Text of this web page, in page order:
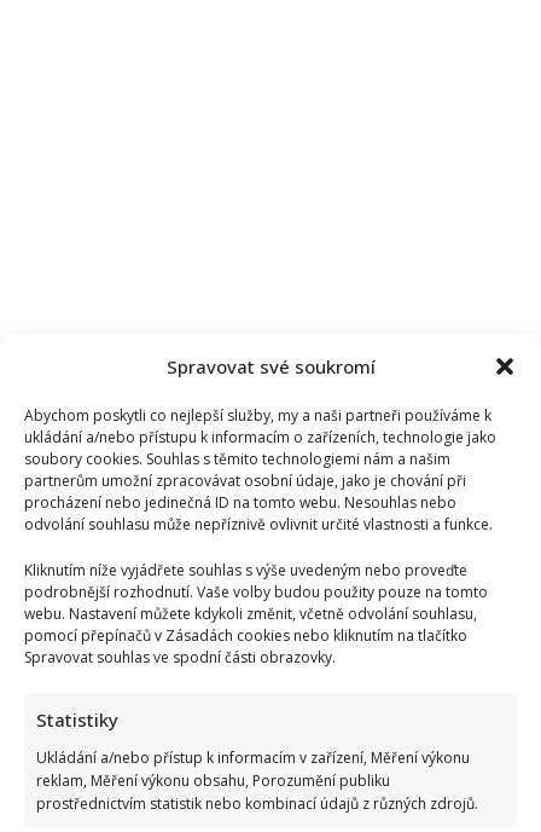
Spravovat své soukromí
Abychom poskytli co nejlepší služby, my a naši partneři používáme k
ukládání a/nebo přístupu k informacím o zařízeních, technologie jako
soubory cookies. Souhlas s těmito technologiemi nám a našim
partnerům umožní zpracovávat osobní údaje, jako je chování při
procházení nebo jedinečná ID na tomto webu. Nesouhlas nebo
odvolání souhlasu může nepříznivě ovlivnit určité vlastnosti a funkce.
Kliknutím níže vyjádřete souhlas s výše uvedeným nebo proveďte
podrobnější rozhodnutí. Vaše volby budou použity pouze na tomto
webu. Nastavení můžete kdykoli změnit, včetně odvolání souhlasu,
pomocí přepínačů v Zásadách cookies nebo kliknutím na tlačítko
Spravovat souhlas ve spodní části obrazovky.
Statistiky
Ukládání a/nebo přístup k informacím v zařízení, Měření výkonu
reklam, Měření výkonu obsahu, Porozumění publiku
prostřednictvím statistik nebo kombinací údajů z různých zdrojů.